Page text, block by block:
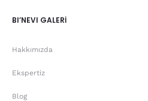
BI’NEVI GALERİ
Hakkımızda
Ekspertiz
Blog